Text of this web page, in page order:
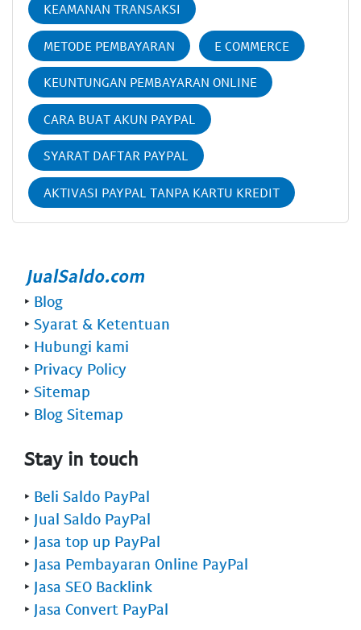
KEAMANAN TRANSAKSI
METODE PEMBAYARAN E COMMERCE
KEUNTUNGAN PEMBAYARAN ONLINE
CARA BUAT AKUN PAYPAL
SYARAT DAFTAR PAYPAL
AKTIVASI PAYPAL TANPA KARTU KREDIT
‣ Blog
‣ Syarat & Ketentuan
‣ Hubungi kami
‣ Privacy Policy
‣ Sitemap
‣ Blog Sitemap
Stay in touch
‣ Beli Saldo PayPal
‣ Jual Saldo PayPal
‣ Jasa top up PayPal
‣ Jasa Pembayaran Online PayPal
‣ Jasa SEO Backlink
‣ Jasa Convert PayPal